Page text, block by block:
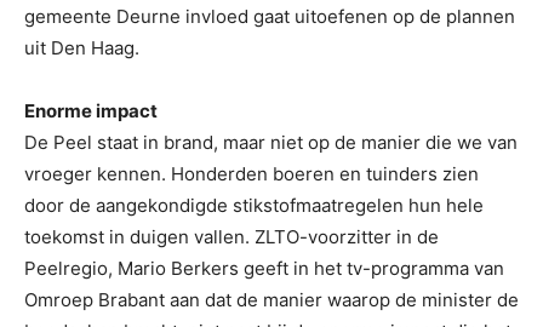
gemeente Deurne invloed gaat uitoefenen op de plannen
uit Den Haag.
Enorme impact
De Peel staat in brand, maar niet op de manier die we van
vroeger kennen. Honderden boeren en tuinders zien
door de aangekondigde stikstofmaatregelen hun hele
toekomst in duigen vallen. ZLTO-voorzitter in de
Peelregio, Mario Berkers geeft in het tv-programma van
Omroep Brabant aan dat de manier waarop de minister de